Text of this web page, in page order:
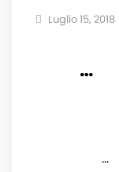
Luglio 15, 2018
⠀⠀ ⠀…
⠀ ⠀ ⠀⠀ ⠀⠀…